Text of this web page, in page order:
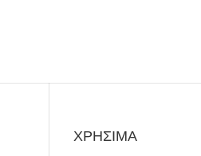
ΧΡΗΣΙΜΑ